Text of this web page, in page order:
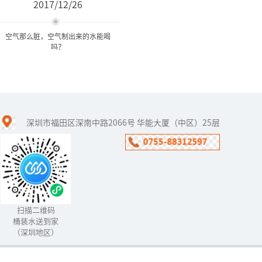
2017/12/26
空气那么脏，空气制出来的水能喝
吗？
如何从空气中取水？初次
听到空气制水机的人，第
一反应都是：“如今的空
气那么脏，制出来的水能
喝吗？”
深圳市福田区深南中路2066号 华能大厦（中区）25层
扫描二维码
桶装水送到家
（深圳地区）